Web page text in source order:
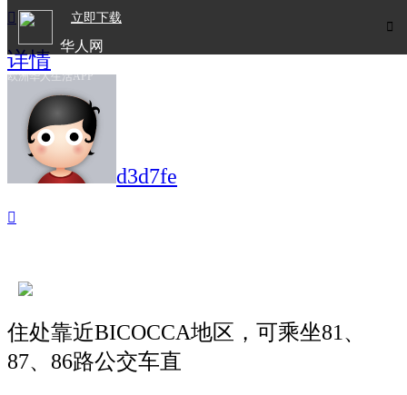

立即下载
华人网
欧洲华人生活APP

详情
d3d7fe

住处靠近BICOCCA地区，可乘坐81、
87、86路公交车直